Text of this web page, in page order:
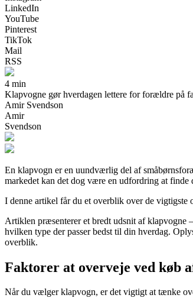
LinkedIn
YouTube
Pinterest
TikTok
Mail
RSS
4 min
Klapvogne gør hverdagen lettere for forældre på
Amir Svendson
Amir
Svendson
En klapvogn er en uundværlig del af
markedet kan det dog være en udfordring at finde
I denne artikel får du et overblik over de
Artiklen præsenterer et bredt udsnit af klapvogne
hvilken type der passer bedst til din hverdag.
overblik.
Faktorer at overveje ved køb
Når du vælger klapvogn, er det vigtigt at tænke